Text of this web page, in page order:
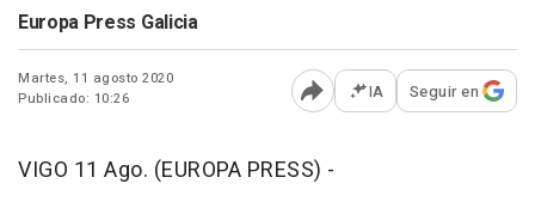
Europa Press Galicia
Martes, 11 agosto 2020
Publicado: 10:26
Abrir opciones para
IA Seguir en
VIGO 11 Ago. (EUROPA PRESS) -